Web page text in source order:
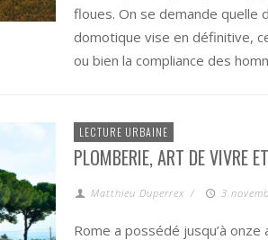
floues. On se demande quelle
domotique vise en définitive,
ou bien la compliance des
LECTURE URBAINE
PLOMBERIE, ART DE VIVRE
Matthieu Duperrex / 3
Rome a possédé jusqu’à onze